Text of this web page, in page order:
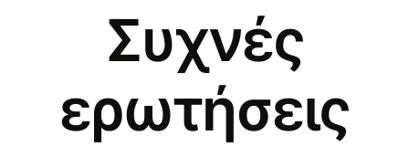
Συχνές
ερωτήσεις